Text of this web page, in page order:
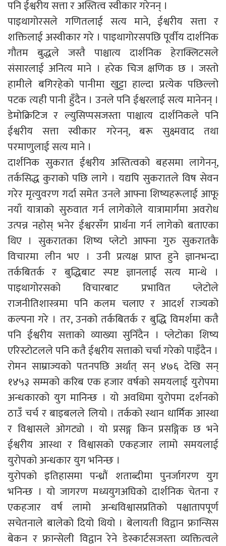
पनि ईश्वरीय सत्ता र अस्तित्व स्वीकार गरेनन् ।
पाइथागोरसले गणितलाई सत्य माने, ईश्वरीय सत्ता र
शक्तिलाई अस्वीकार गरे । पाइथागोरसपछि पूर्वीय दार्शनिक
गौतम बुद्धले जस्तै पाश्चात्य दार्शनिक हेराक्लिटसले
संसारलाई अनित्य माने । हरेक चिज क्षणिक छ । जस्तो
हामीले बगिरहेको पानीमा खुट्टा हाल्दा प्रत्येक पछिल्लो
पटक त्यही पानी हुँदैन । उनले पनि ईश्वरलाई सत्य मानेनन् ।
डेमोक्रिटिज र ल्युसिप्पसजस्ता पाश्चात्य दार्शनिकले पनि
ईश्वरीय सत्ता स्वीकार गरेनन्, बरू सुक्ष्मवाद तथा
परमाणुलाई सत्य माने ।
दार्शनिक सुकरात ईश्वरीय अस्तित्वको बहसमा लागेनन्,
तर्कसिद्ध कुराको पछि लागे । यद्यपि सुकरातले विष सेवन
गरेर मृत्युवरण गर्दा समेत उनले आफ्ना शिष्यहरूलाई आफू
नयाँ यात्राको सुरुवात गर्न लागेकोले यात्रामार्गमा अवरोध
उत्पन्न नहोस् भनेर ईश्वरसँग प्रार्थना गर्न लागेको बताएका
थिए । सुकरातका शिष्य प्लेटो आफ्ना गुरु सुकरातकै
विचारमा लीन भए । उनी प्रत्यक्ष प्राप्त हुने ज्ञानभन्दा
तर्कबितर्क र बुद्धिबाट स्पष्ट ज्ञानलाई सत्य मान्थे ।
पाइथागोरसको विचारबाट प्रभावित प्लेटोले
राजनीतिशास्त्रमा पनि कलम चलाए र आदर्श राज्यको
कल्पना गरे । तर, उनको तर्कबितर्क र बुद्धि विमर्शमा कतै
पनि ईश्वरीय सत्ताको व्याख्या सुनिँदैन । प्लेटोका शिष्य
एरिस्टोटलले पनि कतै ईश्वरीय सत्ताको चर्चा गरेको पाइँदैन ।
रोमन साम्राज्यको पतनपछि अर्थात् सन् ४७६ देखि सन्
१४५३ सम्मको करिब एक हजार वर्षको समयलाई युरोपमा
अन्धकारको युग मानिन्छ । यो अवधिमा युरोपमा दर्शनको
ठाउँ चर्च र बाइबलले लियो । तर्कको स्थान धार्मिक आस्था
र विश्वासले ओगट्यो । यो प्रसङ्ग किन प्रसङ्गिक छ भने
ईश्वरीय आस्था र विश्वासको एकहजार लामो समयलाई
युरोपको अन्धकार युग भनिन्छ ।
युरोपको इतिहासमा पन्ध्रौं शताब्दीमा पुनर्जागरण युग
भनिन्छ । यो जागरण मध्ययुगअघिको दार्शनिक चेतना र
एकहजार वर्ष लामो अन्धविश्वासप्रतिको पश्चातापपूर्ण
सचेतनाले बालेको दियो थियो । बेलायती विद्वान फ्रान्सिस
बेकन र फ्रान्सेली विद्वान रेने डेस्कार्टसजस्ता व्यक्तित्वले